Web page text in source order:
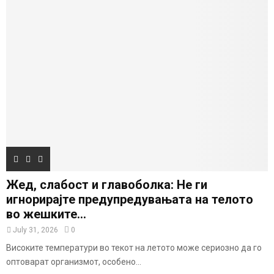
Жед, слабост и главоболка: Не ги
игнорирајте предупредувањата на телото
во жешките...
July 31, 2026 0
Високите температури во текот на летото може сериозно да го
оптоварат организмот, особено...